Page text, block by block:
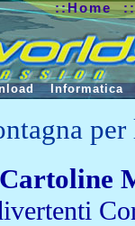
per
Cartoline
::Home
Informatica